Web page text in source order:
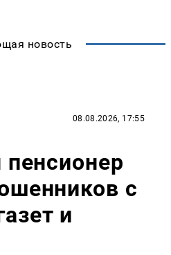
новость
08.08.2026, 17:55
пенсионер
с
и